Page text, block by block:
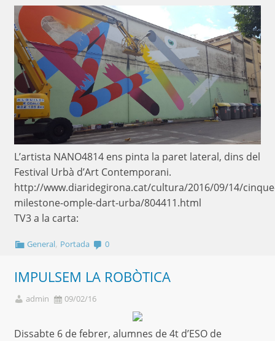
L’artista NANO4814 ens pinta la paret lateral, dins del
Festival Urbà d’Art Contemporani.
http://www.diaridegirona.cat/cultura/2016/09/14/
milestone-omple-dart-urba/804411.html
TV3 a la carta:
General, Portada 0
IMPULSEM LA ROBÒTICA
admin 09/02/16
Dissabte 6 de febrer, alumnes de 4t d’ESO de